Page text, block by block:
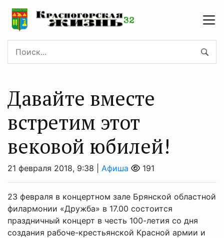
Давайте вместе
встретим этот
вековой юбилей!
21 февраля 2018, 9:38 | Афиша 191
23 февраля в концертном зале Брянской областной
филармонии «Дружба» в 17.00 состоится
праздничный концерт в честь 100-летия со дня
создания рабоче-крестьянской Красной армии и